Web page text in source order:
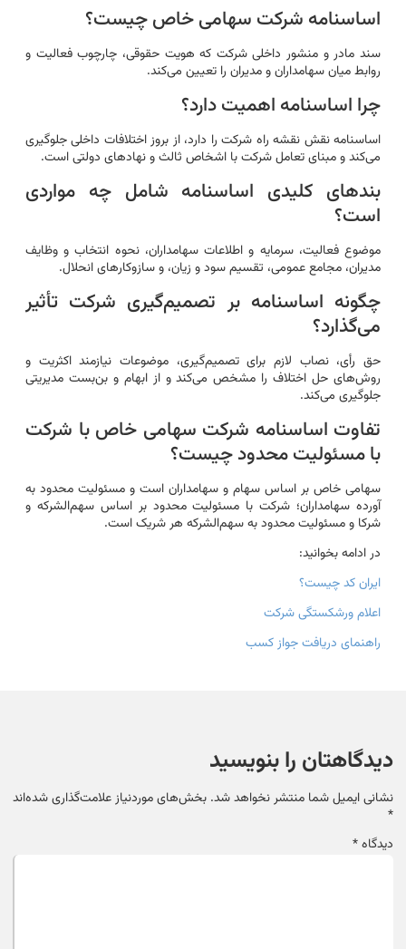
اساسنامه شرکت سهامی خاص چیست؟
سند مادر و منشور داخلی شرکت که هویت حقوقی، چارچوب فعالیت و
روابط میان سهامداران و مدیران را تعیین می‌کند.
چرا اساسنامه اهمیت دارد؟
اساسنامه نقش نقشه راه شرکت را دارد، از بروز اختلافات داخلی جلوگیری
می‌کند و مبنای تعامل شرکت با اشخاص ثالث و نهادهای دولتی است.
بندهای کلیدی اساسنامه شامل چه مواردی
است؟
موضوع فعالیت، سرمایه و اطلاعات سهامداران، نحوه انتخاب و وظایف
مدیران، مجامع عمومی، تقسیم سود و زیان، و سازوکارهای انحلال.
چگونه اساسنامه بر تصمیم‌گیری شرکت تأثیر
می‌گذارد؟
حق رأی، نصاب لازم برای تصمیم‌گیری، موضوعات نیازمند اکثریت و
روش‌های حل اختلاف را مشخص می‌کند و از ابهام و بن‌بست مدیریتی
جلوگیری می‌کند.
تفاوت اساسنامه شرکت سهامی خاص با شرکت
با مسئولیت محدود چیست؟
سهامی خاص بر اساس سهام و سهامداران است و مسئولیت محدود به
آورده سهامداران؛ شرکت با مسئولیت محدود بر اساس سهم‌الشرکه و
شرکا و مسئولیت محدود به سهم‌الشرکه هر شریک است.
در ادامه بخوانید:
ایران کد چیست؟
اعلام ورشکستگی شرکت
راهنمای دریافت جواز کسب
دیدگاهتان را بنویسید
نشانی ایمیل شما منتشر نخواهد شد. بخش‌های موردنیاز علامت‌گذاری شده‌اند
*
دیدگاه*